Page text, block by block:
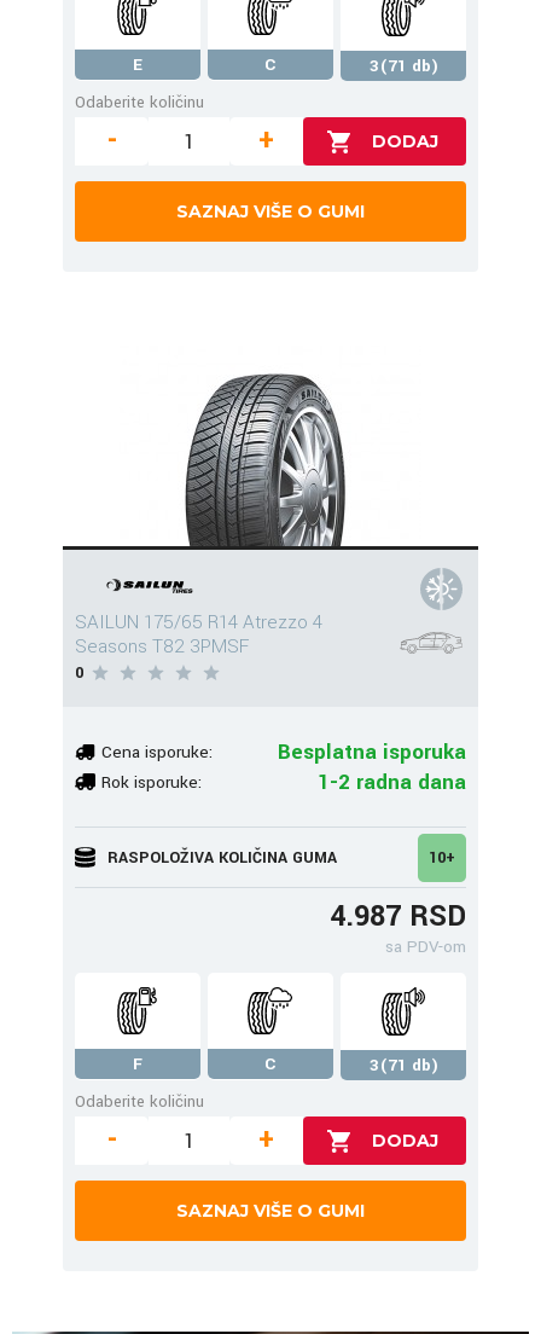
E C
3(71 db)
Odaberite količinu
- +
SAZNAJ VIŠE O GUMI
SAILUN 175/65 R14 Atrezzo 4
Seasons T82 3PMSF
0
Cena isporuke: Besplatna isporuka
Rok isporuke: 1-2 radna dana
RASPOLOŽIVA KOLIČINA GUMA 10+
4.987 RSD
sa PDV-om
F C
3(71 db)
Odaberite količinu
- +
SAZNAJ VIŠE O GUMI